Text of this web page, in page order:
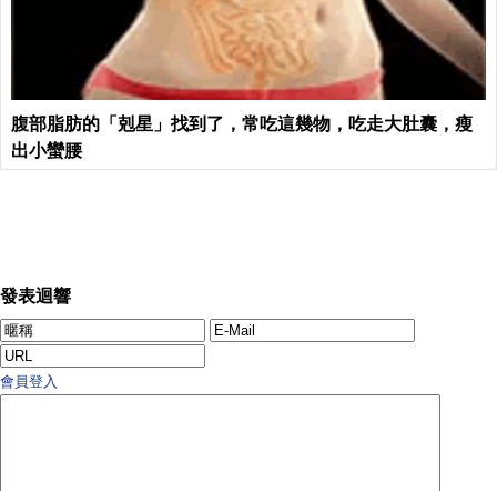
腹部脂肪的「剋星」找到了，常吃這幾物，吃走大肚囊，瘦
出小蠻腰
發表迴響
會員登入